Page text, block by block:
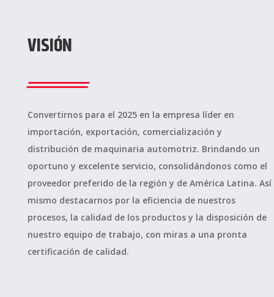
VISIÓN
Convertirnos para el 2025 en la empresa líder en
importación, exportación, comercialización y
distribución de maquinaria automotriz. Brindando un
oportuno y excelente servicio, consolidándonos como el
proveedor preferido de la región y de América Latina. Así
mismo destacarnos por la eficiencia de nuestros
procesos, la calidad de los productos y la disposición de
nuestro equipo de trabajo, con miras a una pronta
certificación de calidad.